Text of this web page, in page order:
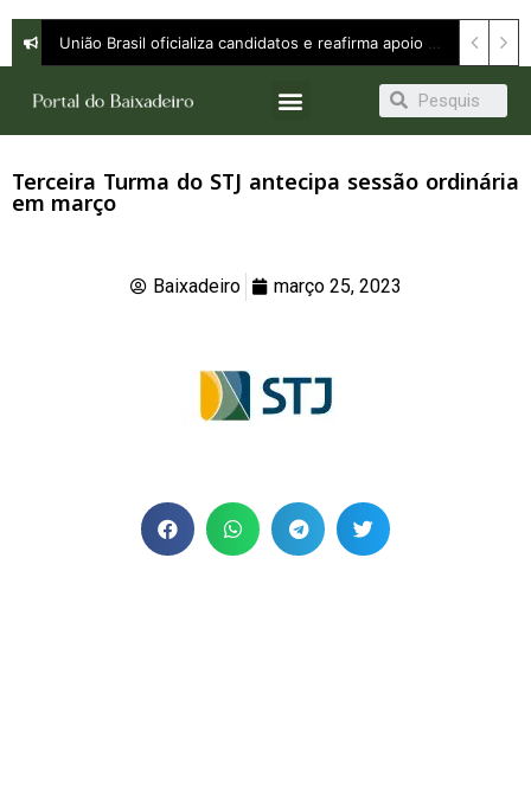
Terceira Turma do STJ antecipa sessão ordinária
em março
Baixadeiro março 25, 2023